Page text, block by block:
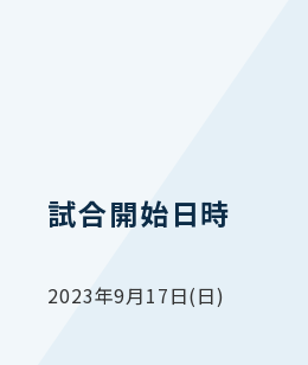
試合開始日時
2023年9月17日(日)